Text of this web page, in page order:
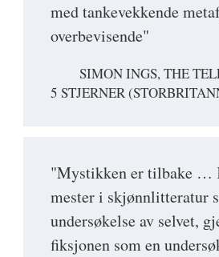
med tankevekkende
overbevisende"
SIMON INGS, THE
5 STJERNER
"Mystikken er tilbake …
mester i skjønnlitteratur
undersøkelse av selvet,
fiksjonen som en